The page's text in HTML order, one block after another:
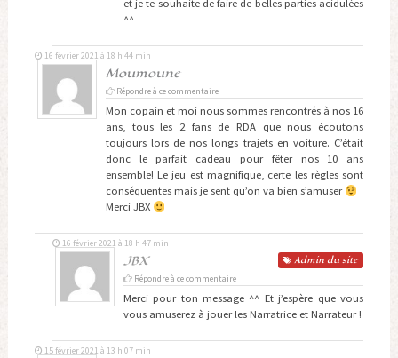
et je te souhaite de faire de belles parties acidulées
^^
Moumoune
16 février 2021 à 18 h 44 min
Répondre à ce commentaire
Mon copain et moi nous sommes rencontrés à nos 16
ans, tous les 2 fans de RDA que nous écoutons
toujours lors de nos longs trajets en voiture. C’était
donc le parfait cadeau pour fêter nos 10 ans
ensemble! Le jeu est magnifique, certe les règles sont
conséquentes mais je sent qu’on va bien s’amuser
Merci JBX
JBX Admin du site
16 février 2021 à 18 h 47 min
Répondre à ce commentaire
Merci pour ton message ^^ Et j’espère que vous
vous amuserez à jouer les Narratrice et Narrateur !
15 février 2021 à 13 h 07 min